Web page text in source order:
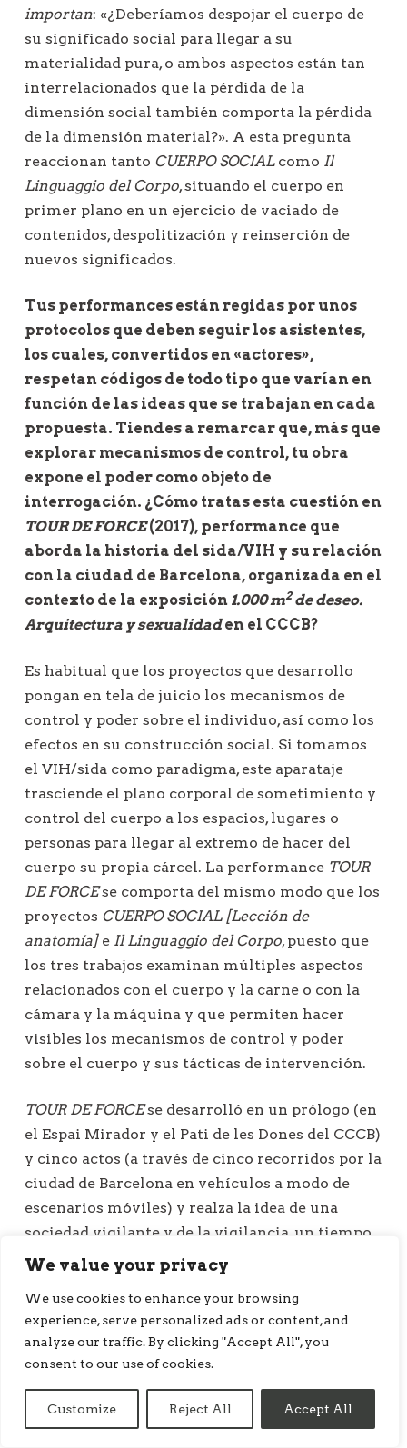
We value your privacy
We use cookies to enhance your browsing
experience, serve personalized ads or content, and
analyze our traffic. By clicking "Accept All", you
consent to our use of cookies.
Customize Reject All Accept All
importan: «¿Deberíamos despojar el cuerpo de
su significado social para llegar a su
materialidad pura, o ambos aspectos están tan
interrelacionados que la pérdida de la
dimensión social también comporta la pérdida
de la dimensión material?». A esta pregunta
reaccionan tanto CUERPO SOCIAL como Il
Linguaggio del Corpo, situando el cuerpo en
primer plano en un ejercicio de vaciado de
contenidos, despolitización y reinserción de
nuevos significados.
Tus performances están regidas por unos
protocolos que deben seguir los asistentes,
los cuales, convertidos en «actores»,
respetan códigos de todo tipo que varían en
función de las ideas que se trabajan en cada
propuesta. Tiendes a remarcar que, más que
explorar mecanismos de control, tu obra
expone el poder como objeto de
interrogación. ¿Cómo tratas esta cuestión en
TOUR DE FORCE(2017), performance que
aborda la historia del sida/VIH y su relación
con la ciudad de Barcelona, organizada en el
contexto de la exposición 1.000 m2de deseo.
Arquitectura y sexualidaden el CCCB?
Es habitual que los proyectos que desarrollo
pongan en tela de juicio los mecanismos de
control y poder sobre el individuo, así como los
efectos en su construcción social. Si tomamos
el VIH/sida como paradigma, este aparataje
trasciende el plano corporal de sometimiento y
control del cuerpo a los espacios, lugares o
personas para llegar al extremo de hacer del
cuerpo su propia cárcel. La performance TOUR
DE FORCEse comporta del mismo modo que los
proyectos CUERPO SOCIAL [Lección de
anatomía] e Il Linguaggio del Corpo, puesto que
los tres trabajos examinan múltiples aspectos
relacionados con el cuerpo y la carne o con la
cámara y la máquina y que permiten hacer
visibles los mecanismos de control y poder
sobre el cuerpo y sus tácticas de intervención.
TOUR DE FORCEse desarrolló en un prólogo (en
el Espai Mirador y el Pati de les Dones del CCCB)
y cinco actos (a través de cinco recorridos por la
ciudad de Barcelona en vehículos a modo de
escenarios móviles) y realza la idea de una
sociedad vigilante y de la vigilancia, un tiempo
de control social de los cuerpos sobre el cuerpo
cuerpo farmacológico descubre una peligrosa
utopía contemporánea en la indetectabilidad
del VIH. Es posible englobar estos aspectos en
concretas en torno al rol del público en relación
con esta, puesto que considero decisivo el hecho